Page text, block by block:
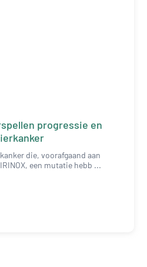
progressie en
die, voorafgaand aan
een mutatie hebb ...